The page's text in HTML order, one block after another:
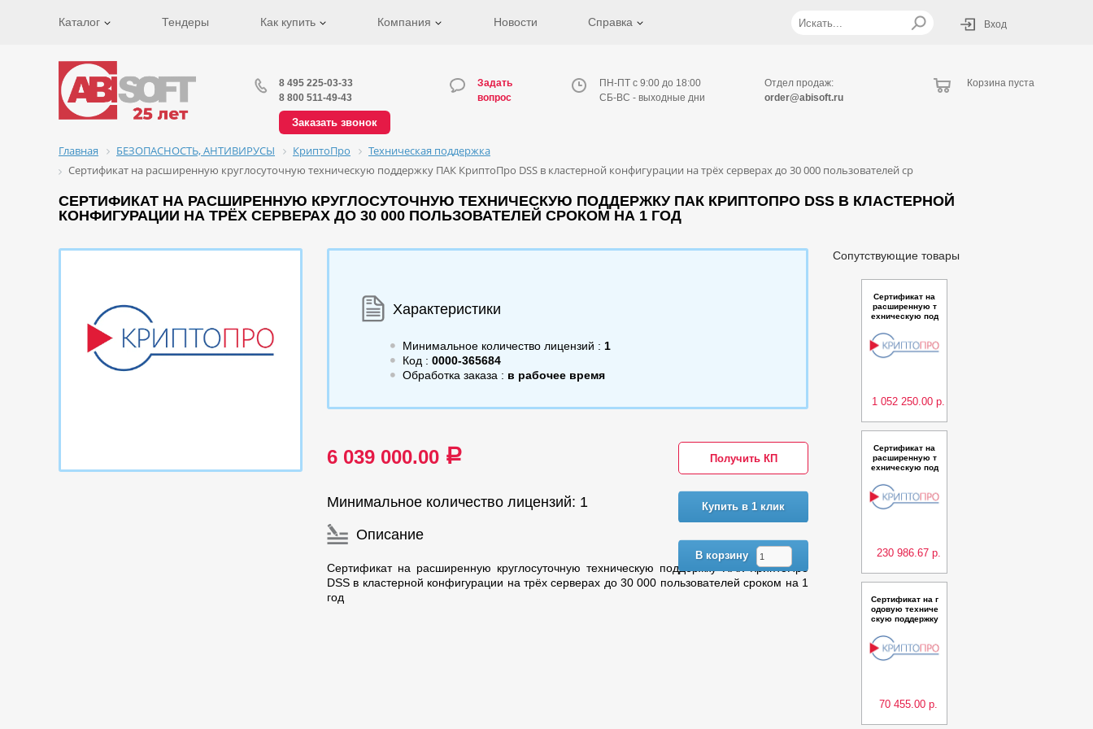
Каталог Тендеры Как купить Компания Новости Справка Вход
8 495 225-03-33
8 800 511-49-43
Заказать звонок
Задать
вопрос
ПН-ПТ с 9:00 до 18:00
СБ-ВС - выходные дни
Отдел продаж:
order@abisoft.ru
Корзина пуста
Главная БЕЗОПАСНОСТЬ, АНТИВИРУСЫ КриптоПро
Техническая поддержка
Сертификат на расширенную круглосуточную техническую поддержку ПАК КриптоПро DSS в кластерной конфигурации на трёх серверах до 30 000 пользователей ср
СЕРТИФИКАТ НА РАСШИРЕННУЮ КРУГЛОСУТОЧНУЮ ТЕХНИЧЕСКУЮ ПОДДЕРЖКУ ПАК КРИПТОПРО DSS В КЛАСТЕРНОЙ
КОНФИГУРАЦИИ НА ТРЁХ СЕРВЕРАХ ДО 30 000 ПОЛЬЗОВАТЕЛЕЙ СРОКОМ НА 1 ГОД
Характеристики
Минимальное количество лицензий : 1
Код : 0000-365684
Обработка заказа : в рабочее время
6 039 000.00 a Получить КП
Купить в 1 клик
В корзину
Минимальное количество лицензий: 1
Описание
Сертификат на расширенную круглосуточную техническую поддержку ПАК КриптоПро
DSS в кластерной конфигурации на трёх серверах до 30 000 пользователей сроком на 1
год
Сопутствующие товары
Сертификат на
расширенную т
ехническую под
стоверяющий ц
ентр КриптоПро
УЦ версии 2.0 (И
1 052 250.00 р.
Сертификат на
расширенную т
ехническую под
иптоПро NGate д
ля 500 одновре
менных подклю
230 986.67 р.
Сертификат на г
одовую техниче
скую поддержку
NGate для 300 о
дновременных
подключений
70 455.00 р.